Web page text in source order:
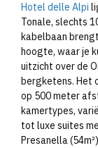
Hotel delle Alpi
Tonale, slechts
kabelbaan
hoogte, waar je
uitzicht over de
bergketens. Het
op 500 meter
kamertypes,
tot luxe suites
Presanella